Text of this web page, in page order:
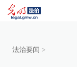
法治要闻 >